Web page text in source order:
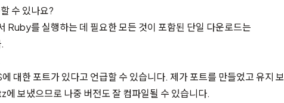
수 있나요?
Ruby를 실행하는 데 필요한 모든 것이 포함된 단일 다운로드는
대한 포트가 있다고 언급할 수 있습니다. 제가 포트를 만들었고 유지 보
보냈으므로 나중 버전도 잘 컴파일될 수 있습니다.